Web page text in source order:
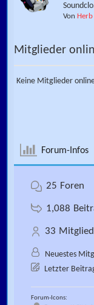
Von Herb
Mitglieder
Keine Mitglieder
Forum-Infos
25 Foren
1,088
33
Neuestes
Letzter
Forum-Icons: